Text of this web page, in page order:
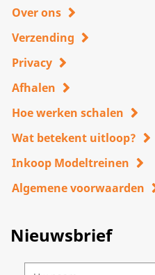
Over ons
Verzending
Privacy
Afhalen
Hoe werken schalen
Wat betekent uitloop?
Inkoop Modeltreinen
Algemene voorwaarden
Nieuwsbrief